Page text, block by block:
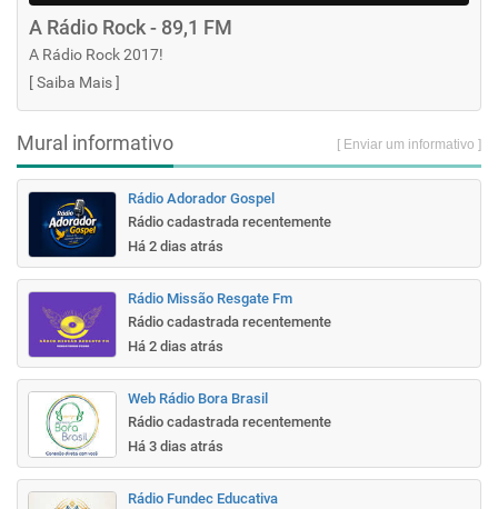
A Rádio Rock - 89,1 FM
A Rádio Rock 2017!
[Saiba Mais]
Mural informativo [ Enviar um informativo ]
Rádio Adorador Gospel
Rádio cadastrada recentemente
Há 2 dias atrás
Rádio Missão Resgate Fm
Rádio cadastrada recentemente
Há 2 dias atrás
Web Rádio Bora Brasil
Rádio cadastrada recentemente
Há 3 dias atrás
Rádio Fundec Educativa